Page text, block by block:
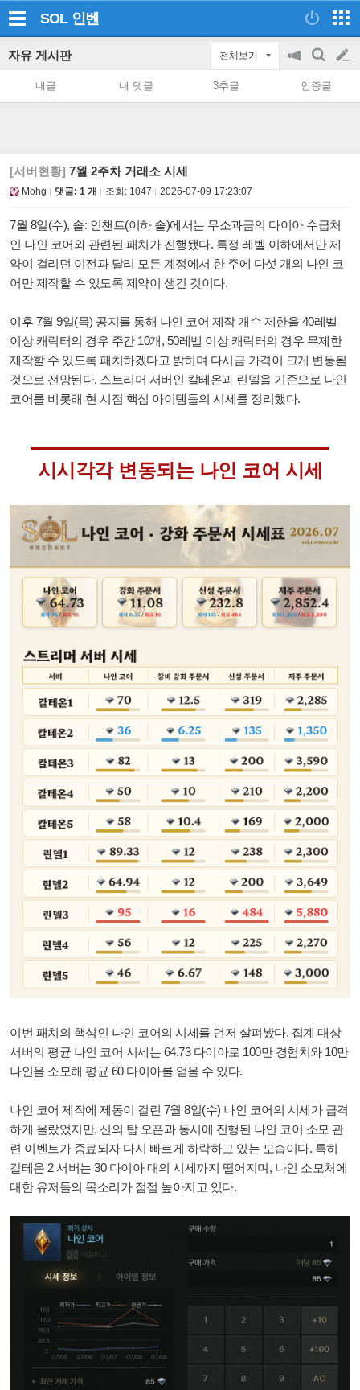
SOL 인벤
자유 게시판 전체보기
공
on/off
검
색
글
쓰
내글 내 댓글 3추글 인증글
[서버현황] 7월 2주차 거래소 시세
Mohg 댓글: 1 개 조회: 1047 2026-07-09 17:23:07
7월 8일(수), 솔: 인챈트(이하 솔)에서는 무소과금의 다이아 수급처
인 나인 코어와 관련된 패치가 진행됐다. 특정 레벨 이하에서만 제
약이 걸리던 이전과 달리 모든 계정에서 한 주에 다섯 개의 나인 코
어만 제작할 수 있도록 제약이 생긴 것이다.
이후 7월 9일(목) 공지를 통해 나인 코어 제작 개수 제한을 40레벨
이상 캐릭터의 경우 주간 10개, 50레벨 이상 캐릭터의 경우 무제한
제작할 수 있도록 패치하겠다고 밝히며 다시금 가격이 크게 변동될
것으로 전망된다. 스트리머 서버인 칼테온과 린델을 기준으로 나인
코어를 비롯해 현 시점 핵심 아이템들의 시세를 정리했다.
시시각각 변동되는 나인 코어 시세
이번 패치의 핵심인 나인 코어의 시세를 먼저 살펴봤다. 집계 대상
서버의 평균 나인 코어 시세는 64.73 다이아로 100만 경험치와 10만
나인을 소모해 평균 60 다이아를 얻을 수 있다.
나인 코어 제작에 제동이 걸린 7월 8일(수) 나인 코어의 시세가 급격
하게 올랐었지만, 신의 탑 오픈과 동시에 진행된 나인 코어 소모 관
련 이벤트가 종료되자 다시 빠르게 하락하고 있는 모습이다. 특히
칼테온 2 서버는 30 다이아 대의 시세까지 떨어지며, 나인 소모처에
대한 유저들의 목소리가 점점 높아지고 있다.